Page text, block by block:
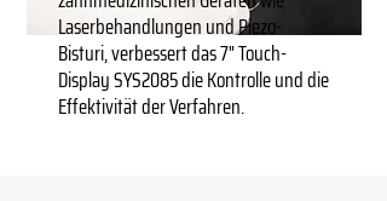
Laserbehandlungen und Piezo-
Bisturi, verbessert das 7" Touch-
Display SYS2085 die Kontrolle und die
Effektivität der Verfahren.